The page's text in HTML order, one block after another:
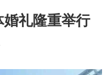
礼隆重举行